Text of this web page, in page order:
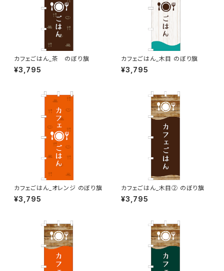
カフェごはん_茶 のぼり旗
¥3,795
カフェごはん_木目 のぼり旗
¥3,795
カフェごはん_オレンジ のぼり旗
¥3,795
カフェごはん_木目② のぼり旗
¥3,795